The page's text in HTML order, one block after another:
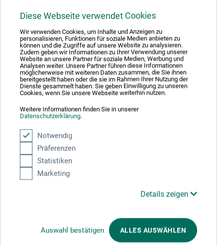
Diese Webseite verwendet Cookies
Wir verwenden Cookies, um Inhalte und Anzeigen zu
personalisieren, Funktionen für soziale Medien anbieten zu
können und die Zugriffe auf unsere Website zu analysieren.
Zudem geben wir Informationen zu Ihrer Verwendung unserer
Website an unsere Partner für soziale Medien, Werbung und
Analysen weiter. Unsere Partner führen diese Informationen
möglicherweise mit weiteren Daten zusammen, die Sie ihnen
bereitgestellt haben oder die sie im Rahmen Ihrer Nutzung der
Dienste gesammelt haben. Sie geben Einwilligung zu unseren
Cookies, wenn Sie unsere Webseite weiterhin nutzen.
Weitere Informationen finden Sie in unserer
Datenschutzerklärung.
Notwendig
Präferenzen
Statistiken
Marketing
Details zeigen
Auswahl bestätigen ALLES AUSWÄHLEN